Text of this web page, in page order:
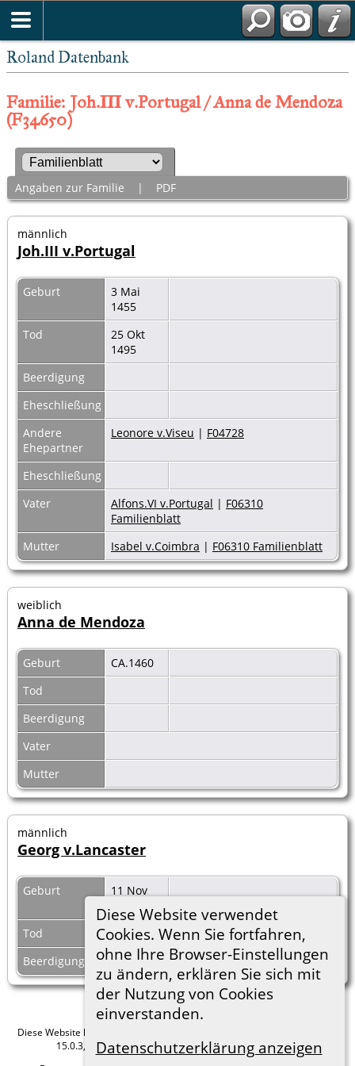
Roland Datenbank
Diese Website verwendet
Cookies. Wenn Sie fortfahren,
ohne Ihre Browser-Einstellungen
zu ändern, erklären Sie sich mit
der Nutzung von Cookies
einverstanden.
Datenschutzerklärung anzeigen
Familie: Joh.III v.Portugal / Anna de Mendoza
(F34650)
Angaben zur Familie | PDF
männlich
Joh.III v.Portugal
Geburt
3 Mai
1455
Tod
25 Okt
1495
Beerdigung
Eheschließung
Andere
Ehepartner
Leonore v.Viseu | F04728
Eheschließung
Vater
Alfons.VI v.Portugal | F06310
Familienblatt
Mutter
Isabel v.Coimbra | F06310 Familienblatt
weiblich
Anna de Mendoza
Geburt
CA.1460
Tod
Beerdigung
Vater
Mutter
männlich
Georg v.Lancaster
Geburt
11 Nov
Tod
Beerdigung
Diese Website läuft mit
15.0.3, programmiert von Darrin Lythgoe © 2001-2026.